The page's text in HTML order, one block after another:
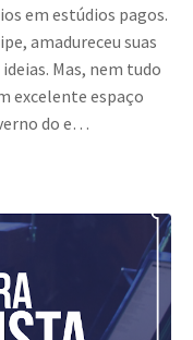
em estúdios pagos.
amadureceu suas
Mas, nem tudo
excelente espaço
do e…